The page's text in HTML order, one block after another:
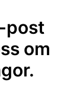
post
om